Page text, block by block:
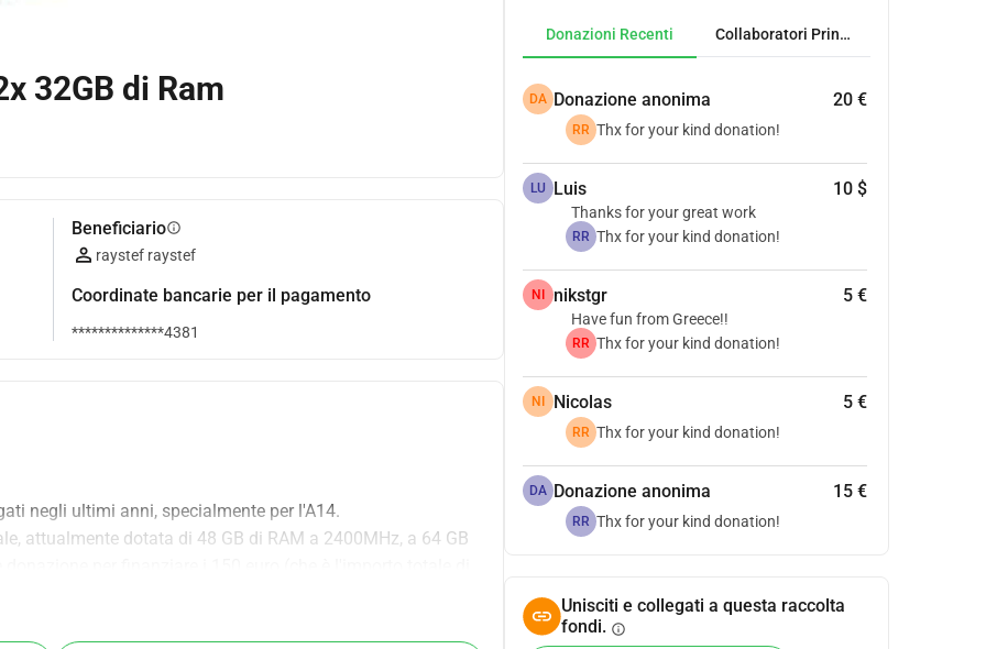
32GB di Ram
Beneficiarioinfo
raystef raystef
Coordinate bancarie per il pagamento
**************4381
negli ultimi anni, specialmente per l'A14.
attualmente dotata di 48 GB di RAM a 2400MHz, a 64 GB
Donazioni Recenti Collaboratori Principali
DA Donazione anonima 20 €
RR Thx for your kind donation!
LU Luis 10 $
Thanks for your great work
RR Thx for your kind donation!
NI nikstgr 5 €
Have fun from Greece!!
RR Thx for your kind donation!
NI Nicolas 5 €
RR Thx for your kind donation!
DA Donazione anonima 15 €
RR Thx for your kind donation!
Unisciti e collegati a questa raccolta
fondi. info